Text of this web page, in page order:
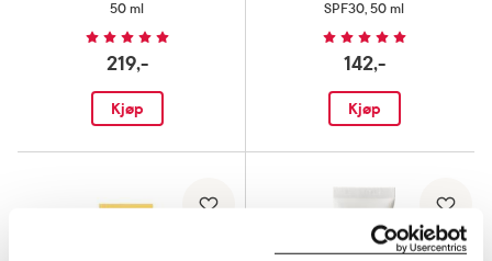
50 ml
219,-
Kjøp
SPF30, 50 ml
142,-
Kjøp